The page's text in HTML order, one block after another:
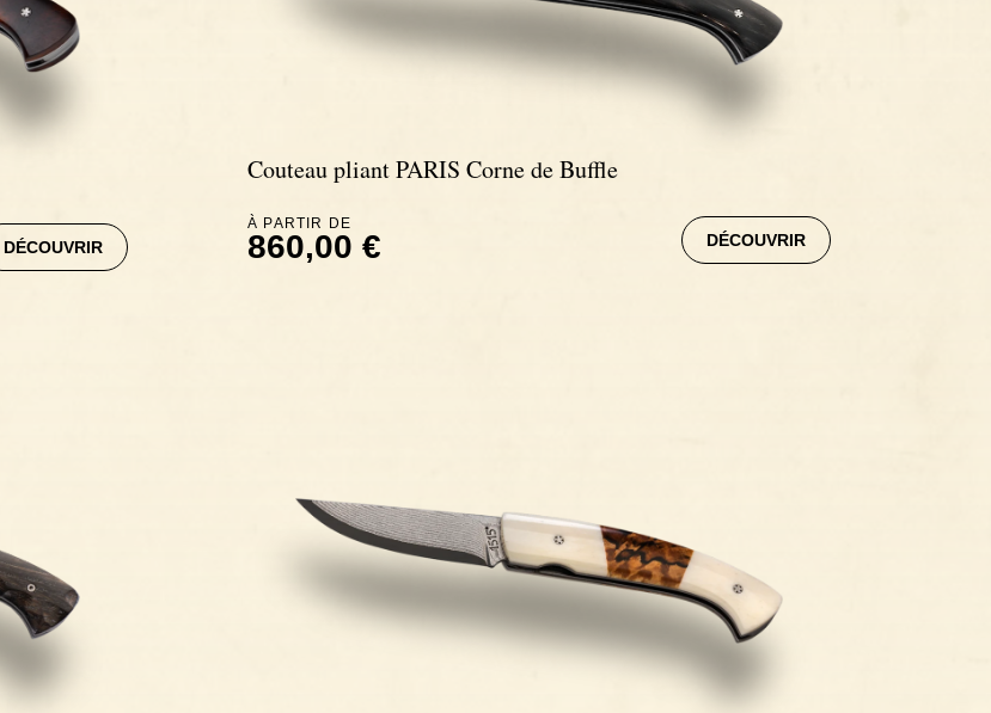
DÉCOUVRIR
Couteau pliant PARIS Corne de Buffle
À PARTIR DE
860,00 € DÉCOUVRIR